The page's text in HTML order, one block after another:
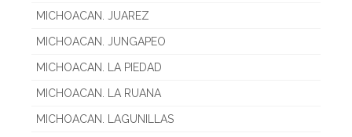
MICHOACAN. JUAREZ
MICHOACAN. JUNGAPEO
MICHOACAN. LA PIEDAD
MICHOACAN. LA RUANA
MICHOACAN. LAGUNILLAS